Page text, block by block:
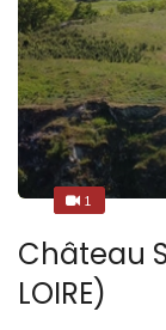
11
Château
LOIRE)